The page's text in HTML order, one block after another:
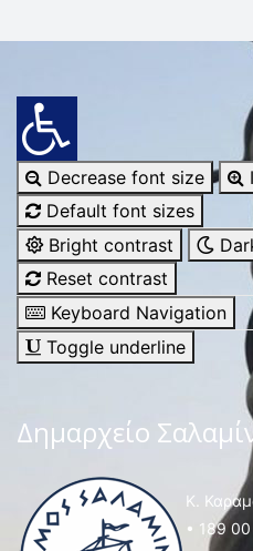
Decrease font size
Default font sizes
Bright contrast
Reset contrast
Keyboard Navigation
Toggle underline
Δημαρχείο
Κ.
• 189